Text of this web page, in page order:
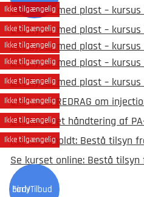
Ikke tilgængelig
Det flyder med plast –
Ikke tilgængelig
Det flyder med plast –
Ikke tilgængelig
Det flyder med plast –
Ikke tilgængelig
Det flyder med plast –
Ikke tilgængelig
Det flyder med plast – kursus
Ikke tilgængelig
GRATIS FOREDRAG om
Ikke tilgængelig
Struktureret håndtering af
Ikke tilgængelig
Kursus afholdt: Bestå tilsyn
Early bird/Tilbud
Se kurset online: Bestå